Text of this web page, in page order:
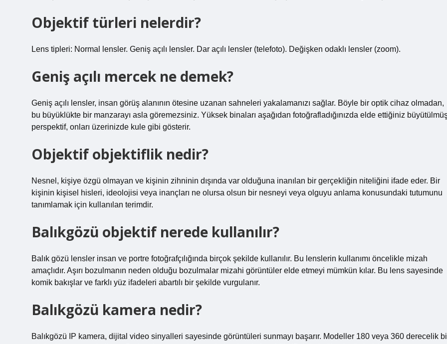
Objektif türleri nelerdir?
Lens tipleri: Normal lensler. Geniş açılı lensler. Dar açılı lensler (telefoto). Değişken odaklı lensler (zoom).
Geniş açılı mercek ne demek?
Geniş açılı lensler, insan görüş alanının ötesine uzanan sahneleri yakalamanızı sağlar. Böyle bir optik cihaz olmadan,
bu büyüklükte bir manzarayı asla göremezsiniz. Yüksek binaları aşağıdan fotoğrafladığınızda elde ettiğiniz
perspektif, onları üzerinizde kule gibi gösterir.
Objektif objektiflik nedir?
Nesnel, kişiye özgü olmayan ve kişinin zihninin dışında var olduğuna inanılan bir gerçekliğin niteliğini ifade eder. Bir
kişinin kişisel hisleri, ideolojisi veya inançları ne olursa olsun bir nesneyi veya olguyu anlama konusundaki tutumunu
tanımlamak için kullanılan terimdir.
Balıkgözü objektif nerede kullanılır?
Balık gözü lensler insan ve portre fotoğrafçılığında birçok şekilde kullanılır. Bu lenslerin kullanımı öncelikle mizah
amaçlıdır. Aşırı bozulmanın neden olduğu bozulmalar mizahi görüntüler elde etmeyi mümkün kılar. Bu lens sayesinde
komik bakışlar ve farklı yüz ifadeleri abartılı bir şekilde vurgulanır.
Balıkgözü kamera nedir?
Balıkgözü IP kamera, dijital video sinyalleri sayesinde görüntüleri sunmayı başarır. Modeller 180 veya 360 derecelik